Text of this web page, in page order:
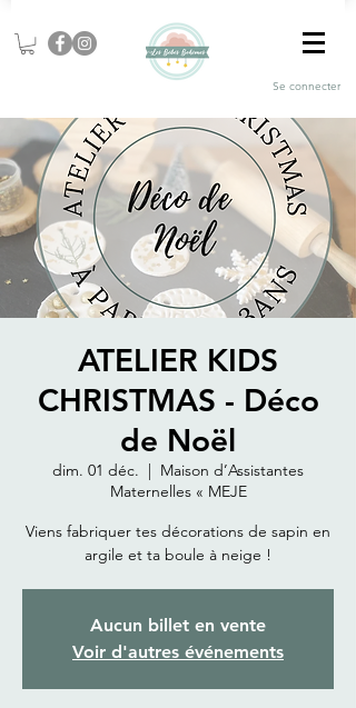
Se connecter
ATELIER KIDS
CHRISTMAS - Déco
de Noël
dim. 01 déc.
  |
Maison d’Assistantes
Maternelles « MEJE
Viens fabriquer tes décorations de sapin en
argile et ta boule à neige !
Aucun billet en vente
Voir d'autres événements